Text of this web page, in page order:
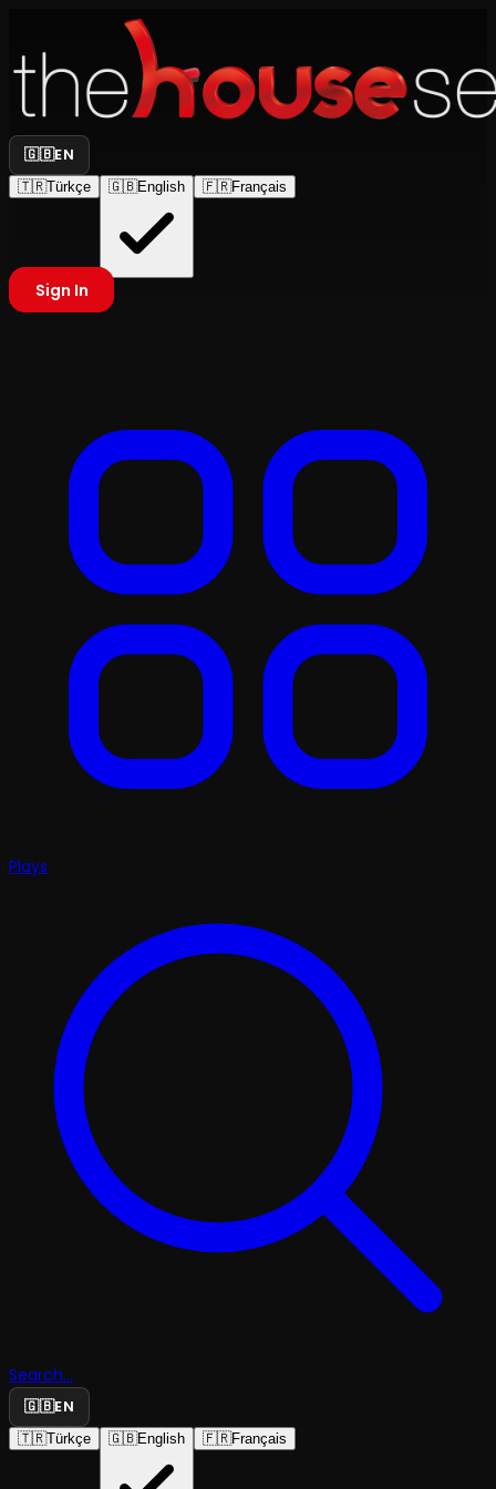
🇬🇧EN
🇹🇷Türkçe 🇬🇧English 🇫🇷Français
Sign In
Plays
Search...
🇬🇧EN
🇹🇷Türkçe 🇬🇧English 🇫🇷Français